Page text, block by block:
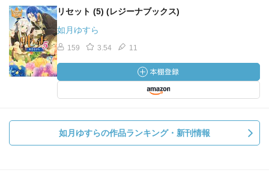
リセット (5) (レジーナブックス)
如月ゆすら
159 3.54 11
如月ゆすらの作品ランキング・新刊情報